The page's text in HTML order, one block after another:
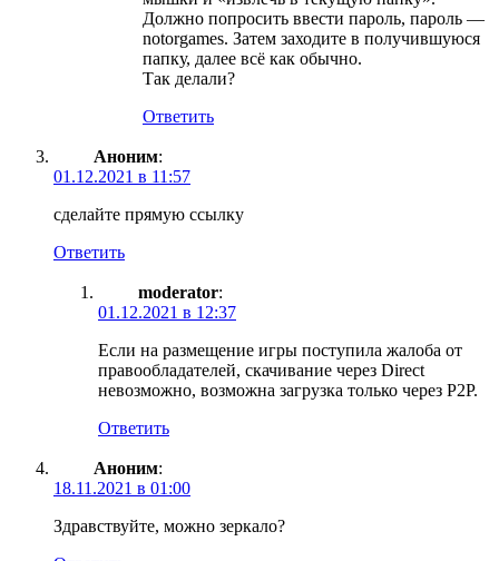
Должно попросить ввести пароль, пароль —
notorgames. Затем заходите в получившуюся
папку, далее всё как обычно.
Так делали?
Ответить
Аноним:
01.12.2021 в 11:57
сделайте прямую ссылку
Ответить
moderator:
01.12.2021 в 12:37
Если на размещение игры поступила жалоба от
правообладателей, скачивание через Direct
невозможно, возможна загрузка только через P2P.
Ответить
Аноним:
18.11.2021 в 01:00
Здравствуйте, можно зеркало?